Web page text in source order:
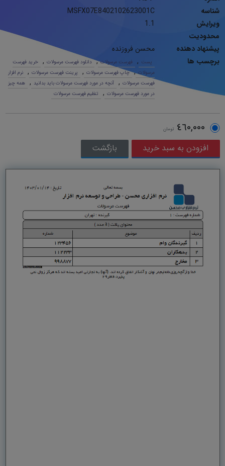
شناسه
MSFX07E8402102623001C
ویرایش
1.1
محدودیت
پیشنهاد دهنده
محسن فروزنده
برچسب ها
پست , فهرست مرسولات , دانلود فهرست مرسولات ,
خرید فهرست
مرسولات , چاپ فهرست مرسولات , پرینت فهرست مرسولات ,
نرم افزار
فهرست مرسولات , آنچه در مورد فهرست مرسولات باید بدانید ,
همه چیز
در مورد فهرست مرسولات , تنظیم فهرست مرسولات
٤٦٠,٠٠٠ تومان
بازگشت